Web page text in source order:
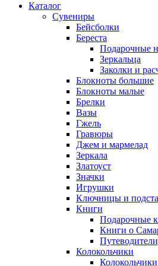
Каталог
Сувениры
Бейсболки
Береста
Подарочные
Зеркальца
Заколки и
Блокноты большие
Блокноты малые
Брелки
Вазы
Гжель
Гравюры
Джем и мармелад
Зеркала
Златоуст
Значки
Игрушки
Ключницы и
Книги
Подарочные
Книги о
Колокольчики